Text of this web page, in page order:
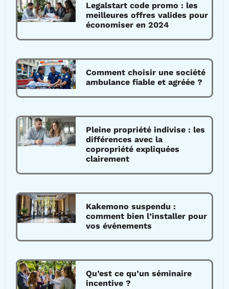
Legalstart code promo : les
meilleures offres valides pour
économiser en 2024
Comment choisir une société
ambulance fiable et agréée ?
Pleine propriété indivise : les
différences avec la
copropriété expliquées
clairement
Kakemono suspendu :
comment bien l’installer pour
vos événements
Qu’est ce qu’un séminaire
incentive ?